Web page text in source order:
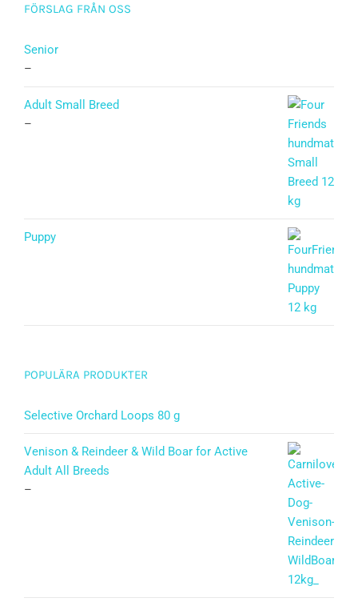
FÖRSLAG FRÅN OSS
Senior
–
Adult Small Breed
–
Puppy
POPULÄRA PRODUKTER
Selective Orchard Loops 80 g
Venison & Reindeer & Wild Boar for Active
Adult All Breeds
–